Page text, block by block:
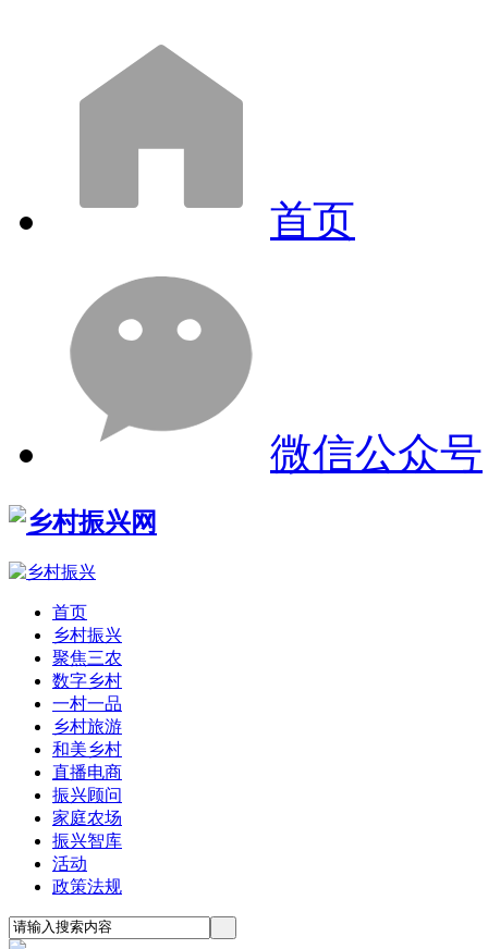
首页
微信公众号
首页
乡村振兴
聚焦三农
数字乡村
一村一品
乡村旅游
和美乡村
直播电商
振兴顾问
家庭农场
振兴智库
活动
政策法规